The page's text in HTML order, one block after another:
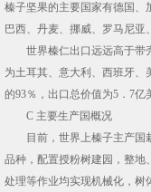
榛子坚果的主要国家有德国、
巴西、丹麦、挪威、罗马尼亚
世界榛仁出口远远高于带壳
为土耳其、意大利、西班牙
的93％，出口总价值为5．7亿
C 主要生产国概况
目前，世界上榛子主产国栽
品种，配置授粉树建园，整地
处理等作业均实现机械化，树